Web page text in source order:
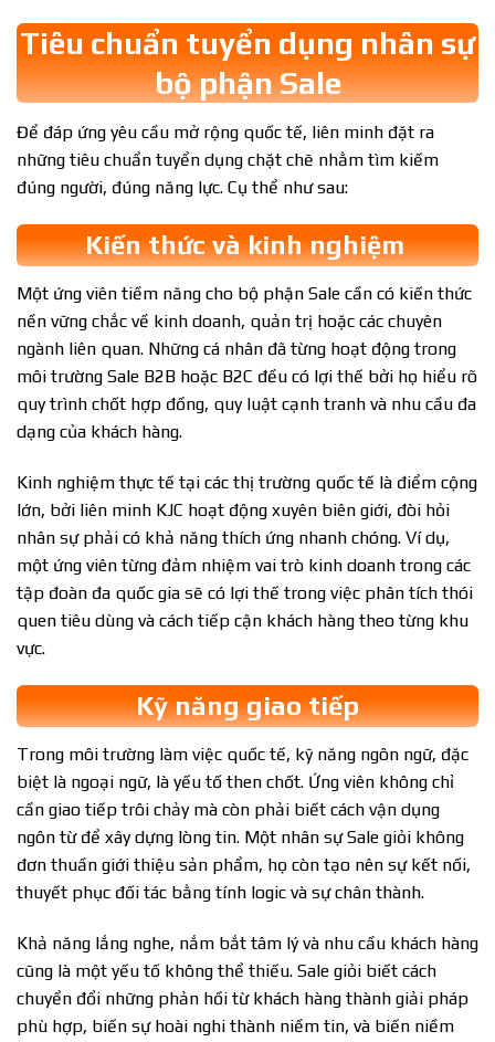
Tiêu chuẩn tuyển dụng nhân sự
bộ phận Sale
Để đáp ứng yêu cầu mở rộng quốc tế, liên minh đặt ra
những tiêu chuẩn tuyển dụng chặt chẽ nhằm tìm kiếm
đúng người, đúng năng lực. Cụ thể như sau:
Kiến thức và kinh nghiệm
Một ứng viên tiềm năng cho bộ phận Sale cần có kiến thức
nền vững chắc về kinh doanh, quản trị hoặc các chuyên
ngành liên quan. Những cá nhân đã từng hoạt động trong
môi trường Sale B2B hoặc B2C đều có lợi thế bởi họ hiểu rõ
quy trình chốt hợp đồng, quy luật cạnh tranh và nhu cầu đa
dạng của khách hàng.
Kinh nghiệm thực tế tại các thị trường quốc tế là điểm cộng
lớn, bởi liên minh KJC hoạt động xuyên biên giới, đòi hỏi
nhân sự phải có khả năng thích ứng nhanh chóng. Ví dụ,
một ứng viên từng đảm nhiệm vai trò kinh doanh trong các
tập đoàn đa quốc gia sẽ có lợi thế trong việc phân tích thói
quen tiêu dùng và cách tiếp cận khách hàng theo từng khu
vực.
Kỹ năng giao tiếp
Trong môi trường làm việc quốc tế, kỹ năng ngôn ngữ, đặc
biệt là ngoại ngữ, là yếu tố then chốt. Ứng viên không chỉ
cần giao tiếp trôi chảy mà còn phải biết cách vận dụng
ngôn từ để xây dựng lòng tin. Một nhân sự Sale giỏi không
đơn thuần giới thiệu sản phẩm, họ còn tạo nên sự kết nối,
thuyết phục đối tác bằng tính logic và sự chân thành.
Khả năng lắng nghe, nắm bắt tâm lý và nhu cầu khách hàng
cũng là một yếu tố không thể thiếu. Sale giỏi biết cách
chuyển đổi những phản hồi từ khách hàng thành giải pháp
phù hợp, biến sự hoài nghi thành niềm tin, và biến niềm